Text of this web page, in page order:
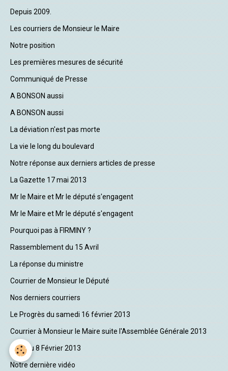
Depuis 2009.
Les courriers de Monsieur le Maire
Notre position
Les premières mesures de sécurité
Communiqué de Presse
A BONSON aussi
A BONSON aussi
La déviation n'est pas morte
La vie le long du boulevard
Notre réponse aux derniers articles de presse
La Gazette 17 mai 2013
Mr le Maire et Mr le député s'engagent
Mr le Maire et Mr le député s'engagent
Pourquoi pas à FIRMINY ?
Rassemblement du 15 Avril
La réponse du ministre
Courrier de Monsieur le Député
Nos derniers courriers
Le Progrès du samedi 16 février 2013
Courrier à Monsieur le Maire suite l'Assemblée Générale 2013
A. G. du 8 Février 2013
Notre dernière vidéo